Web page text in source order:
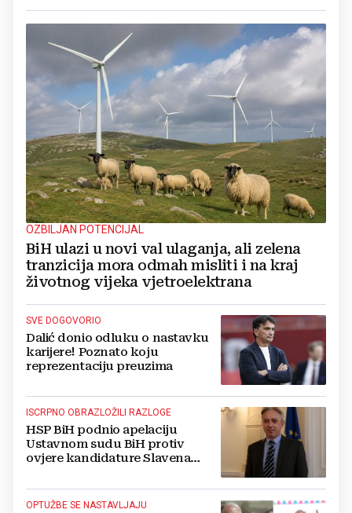
OZBILJAN POTENCIJAL
BiH ulazi u novi val ulaganja, ali zelena
tranzicija mora odmah misliti i na kraj
životnog vijeka vjetroelektrana
SVE DOGOVORIO
Dalić donio odluku o nastavku
karijere! Poznato koju
reprezentaciju preuzima
ISCRPNO OBRAZLOŽILI RAZLOGE
HSP BiH podnio apelaciju
Ustavnom sudu BiH protiv
ovjere kandidature Slavena
OPTUŽBE SE NASTAVLJAJU